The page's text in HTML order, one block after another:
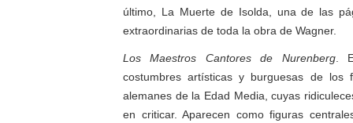
último, La Muerte de Isolda, una de las
extraordinarias de toda la obra de Wagner.
Los Maestros Cantores de Nurenberg.
costumbres artísticas y burguesas de los
alemanes de la Edad Media, cuyas
en criticar. Aparecen como figuras